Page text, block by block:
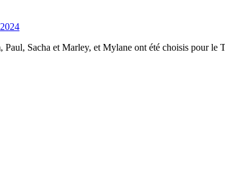
Sacha et Marley, et Mylane ont été choisis pour le